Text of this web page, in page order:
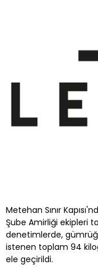
Metehan Sınır
Şube Amirliği ekipleri
denetimlerde,
istenen toplam 94
ele geçirildi.